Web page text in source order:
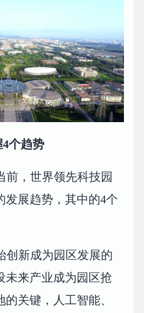
4个趋势
前，世界领先科技园
发展趋势，其中的4个
创新成为园区发展的
未来产业成为园区抢
关键，人工智能、